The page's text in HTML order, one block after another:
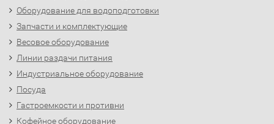
Оборудование для водоподготовки
Запчасти и комплектующие
Весовое оборудование
Линии раздачи питания
Индустриальное оборудование
Посуда
Гастроемкости и противни
Кофейное оборудование